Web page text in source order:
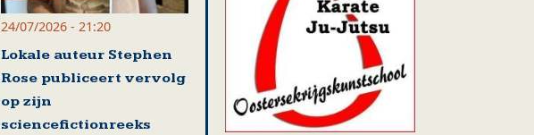
24/07/2026 - 21:20
Lokale auteur Stephen
Rose publiceert vervolg
op zijn
sciencefictionreeks